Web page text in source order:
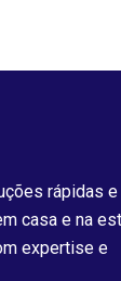
rápidas e
casa e na
expertise e